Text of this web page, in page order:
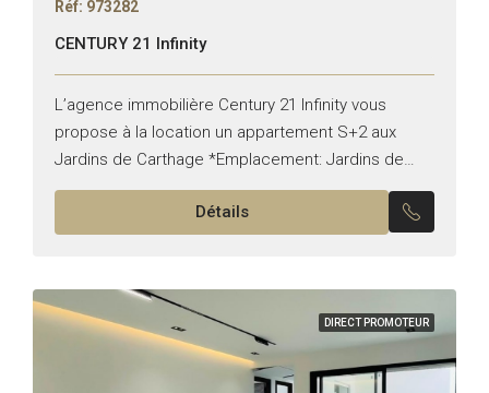
Réf: 973282
CENTURY 21 Infinity
L’agence immobilière Century 21 Infinity vous
propose à la location un appartement S+2 aux
Jardins de Carthage *Emplacement: Jardins de
Carthage *Typologie: S+2 *État: vide Il est
composé de: -Un salon, une...
Détails
DIRECT PROMOTEUR